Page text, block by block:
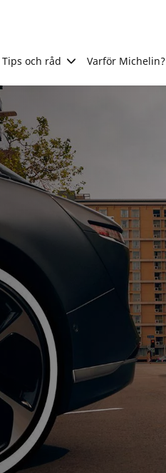
Tips och råd Varför Michelin?